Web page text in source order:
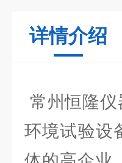
详情介绍
常州恒隆
环境试验设